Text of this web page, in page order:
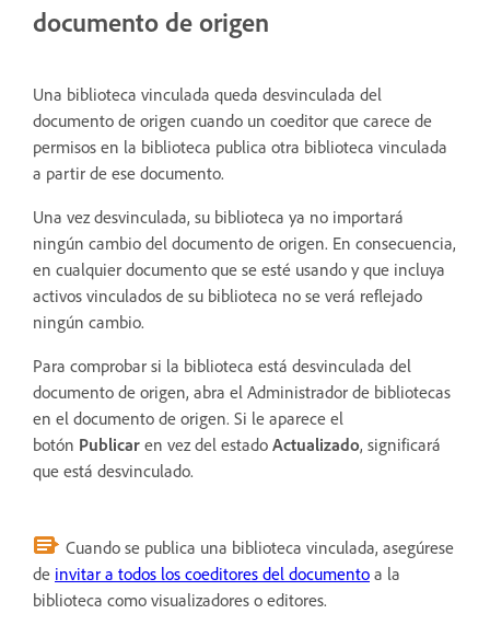
documento de origen
Una biblioteca vinculada queda desvinculada del
documento de origen cuando un coeditor que carece de
permisos en la biblioteca publica otra biblioteca vinculada
a partir de ese documento.
Una vez desvinculada, su biblioteca ya no importará
ningún cambio del documento de origen. En consecuencia,
en cualquier documento que se esté usando y que incluya
activos vinculados de su biblioteca no se verá reflejado
ningún cambio.
Para comprobar si la biblioteca está desvinculada del
documento de origen, abra el Administrador de bibliotecas
en el documento de origen. Si le aparece el
botón Publicar en vez del estado Actualizado, significará
que está desvinculado.
Cuando se publica una biblioteca vinculada, asegúrese
de invitar a todos los coeditores del documento a la
biblioteca como visualizadores o editores.